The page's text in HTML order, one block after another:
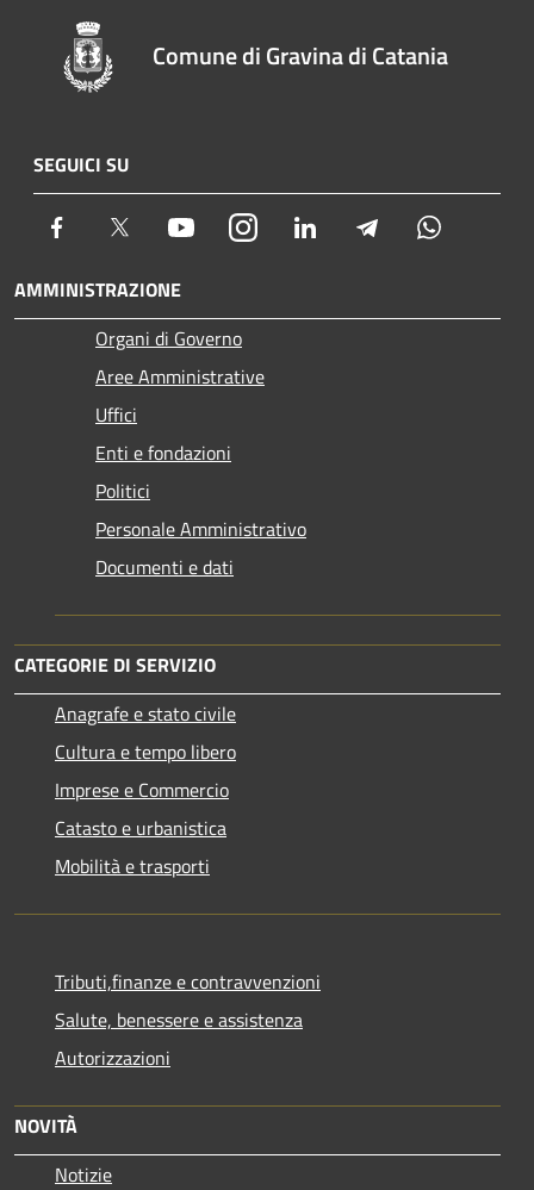
Comune di Gravina di Catania
SEGUICI SU
Facebook Twitter YoutubeInstagram LinkedIn Telegram
AMMINISTRAZIONE
Organi di Governo
Aree Amministrative
Uffici
Enti e fondazioni
Politici
Personale Amministrativo
Documenti e dati
CATEGORIE DI SERVIZIO
Anagrafe e stato civile
Cultura e tempo libero
Imprese e Commercio
Catasto e urbanistica
Mobilità e trasporti
Tributi,finanze e contravvenzioni
Salute, benessere e assistenza
Autorizzazioni
NOVITÀ
Notizie